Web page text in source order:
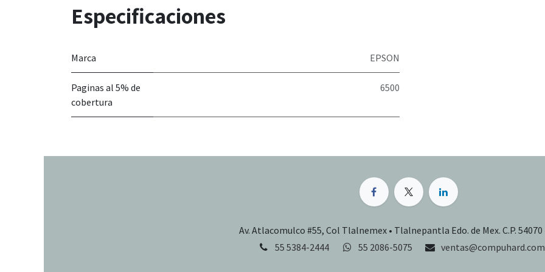
Especificaciones
Marca EPSON
Paginas al 5% de
cobertura
6500
Av. Atlacomulco #55, Col Tlalnemex • Tlalnepantla Edo. de Mex. C.P. 54070
55 5384-2444
55 2086-5075